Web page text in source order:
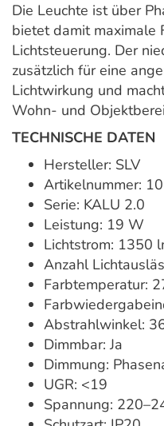
Die Leuchte ist über
bietet damit maximale
Lichtsteuerung. Der
zusätzlich für eine
Lichtwirkung und
Wohn- und
TECHNISCHE DATEN
Hersteller: SLV
Artikelnummer:
Serie: KALU 2.0
Leistung: 19 W
Lichtstrom: 1350
Anzahl
Farbtemperatur:
Abstrahlwinkel:
Dimmbar: Ja
Dimmung:
UGR: <19
Spannung: